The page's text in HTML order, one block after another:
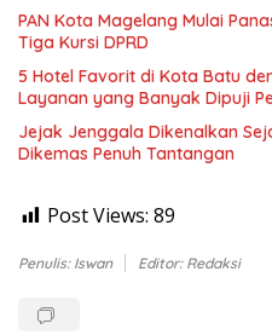
PAN Kota Magelang Mulai
Tiga Kursi DPRD
5 Hotel Favorit di Kota Batu
Layanan yang Banyak Dipuji
Jejak Jenggala Dikenalkan
Dikemas Penuh Tantangan
Post Views: 89
Penulis: Iswan Editor: Redaksi